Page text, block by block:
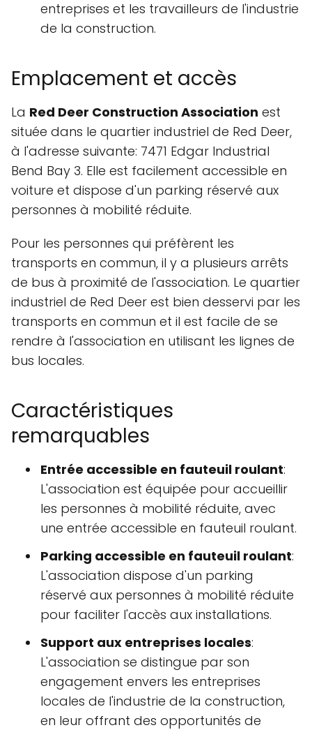
entreprises et les travailleurs de l'industrie
de la construction.
Emplacement et accès
La Red Deer Construction Association est
située dans le quartier industriel de Red Deer,
à l'adresse suivante: 7471 Edgar Industrial
Bend Bay 3. Elle est facilement accessible en
voiture et dispose d'un parking réservé aux
personnes à mobilité réduite.
Pour les personnes qui préfèrent les
transports en commun, il y a plusieurs arrêts
de bus à proximité de l'association. Le quartier
industriel de Red Deer est bien desservi par les
transports en commun et il est facile de se
rendre à l'association en utilisant les lignes de
bus locales.
Caractéristiques
remarquables
Entrée accessible en fauteuil roulant:
L'association est équipée pour accueillir
les personnes à mobilité réduite, avec
une entrée accessible en fauteuil roulant.
Parking accessible en fauteuil roulant:
L'association dispose d'un parking
réservé aux personnes à mobilité réduite
pour faciliter l'accès aux installations.
Support aux entreprises locales:
L'association se distingue par son
engagement envers les entreprises
locales de l'industrie de la construction,
en leur offrant des opportunités de